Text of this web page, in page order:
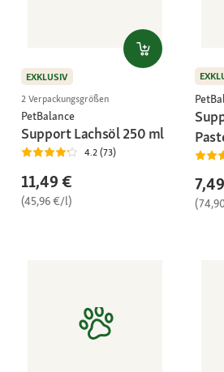
EXKLUSIV
2 Verpackungsgrößen
PetBalance
Support Lachsöl 250 ml
4.2 (73)
11,49 €
(45,96 €/l)